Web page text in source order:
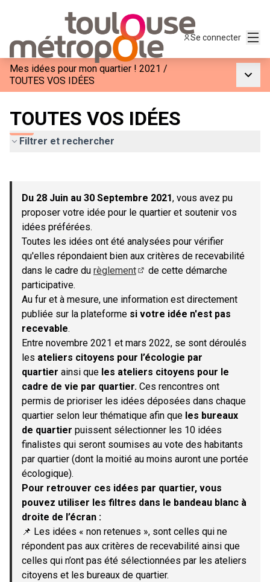
Se connecter
Mes idées pour mon quartier ! 2021 /
TOUTES VOS IDÉES
TOUTES VOS IDÉES
Filtrer et rechercher
−
Du 28 Juin au 30 Septembre 2021, vous avez pu
proposer votre idée pour le quartier et soutenir vos
idées préférées.
Toutes les idées ont été analysées pour vérifier
qu'elles répondaient bien aux critères de recevabilité
dans le cadre du règlement
de cette démarche
participative.
Au fur et à mesure, une information est directement
publiée sur la plateforme si votre idée n'est pas
recevable.
Entre novembre 2021 et mars 2022, se sont déroulés
les ateliers citoyens pour l’écologie par
quartier ainsi que les ateliers citoyens pour le
cadre de vie par quartier. Ces rencontres ont
permis de prioriser les idées déposées dans chaque
quartier selon leur thématique afin que les bureaux
de quartier puissent sélectionner les 10 idées
finalistes qui seront soumises au vote des habitants
par quartier (dont la moitié au moins auront une portée
écologique).
Pour retrouver ces idées par quartier, vous
pouvez utiliser les filtres dans le bandeau blanc à
droite de l’écran :
📌 Les idées « non retenues », sont celles qui ne
répondent pas aux critères de recevabilité ainsi que
celles qui n’ont pas été sélectionnées par les ateliers
citoyens et les bureaux de quartier.